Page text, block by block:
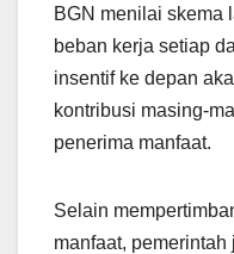
BGN menilai skema
beban kerja setiap
insentif ke depan
kontribusi masing-
penerima manfaat.
Selain
manfaat,